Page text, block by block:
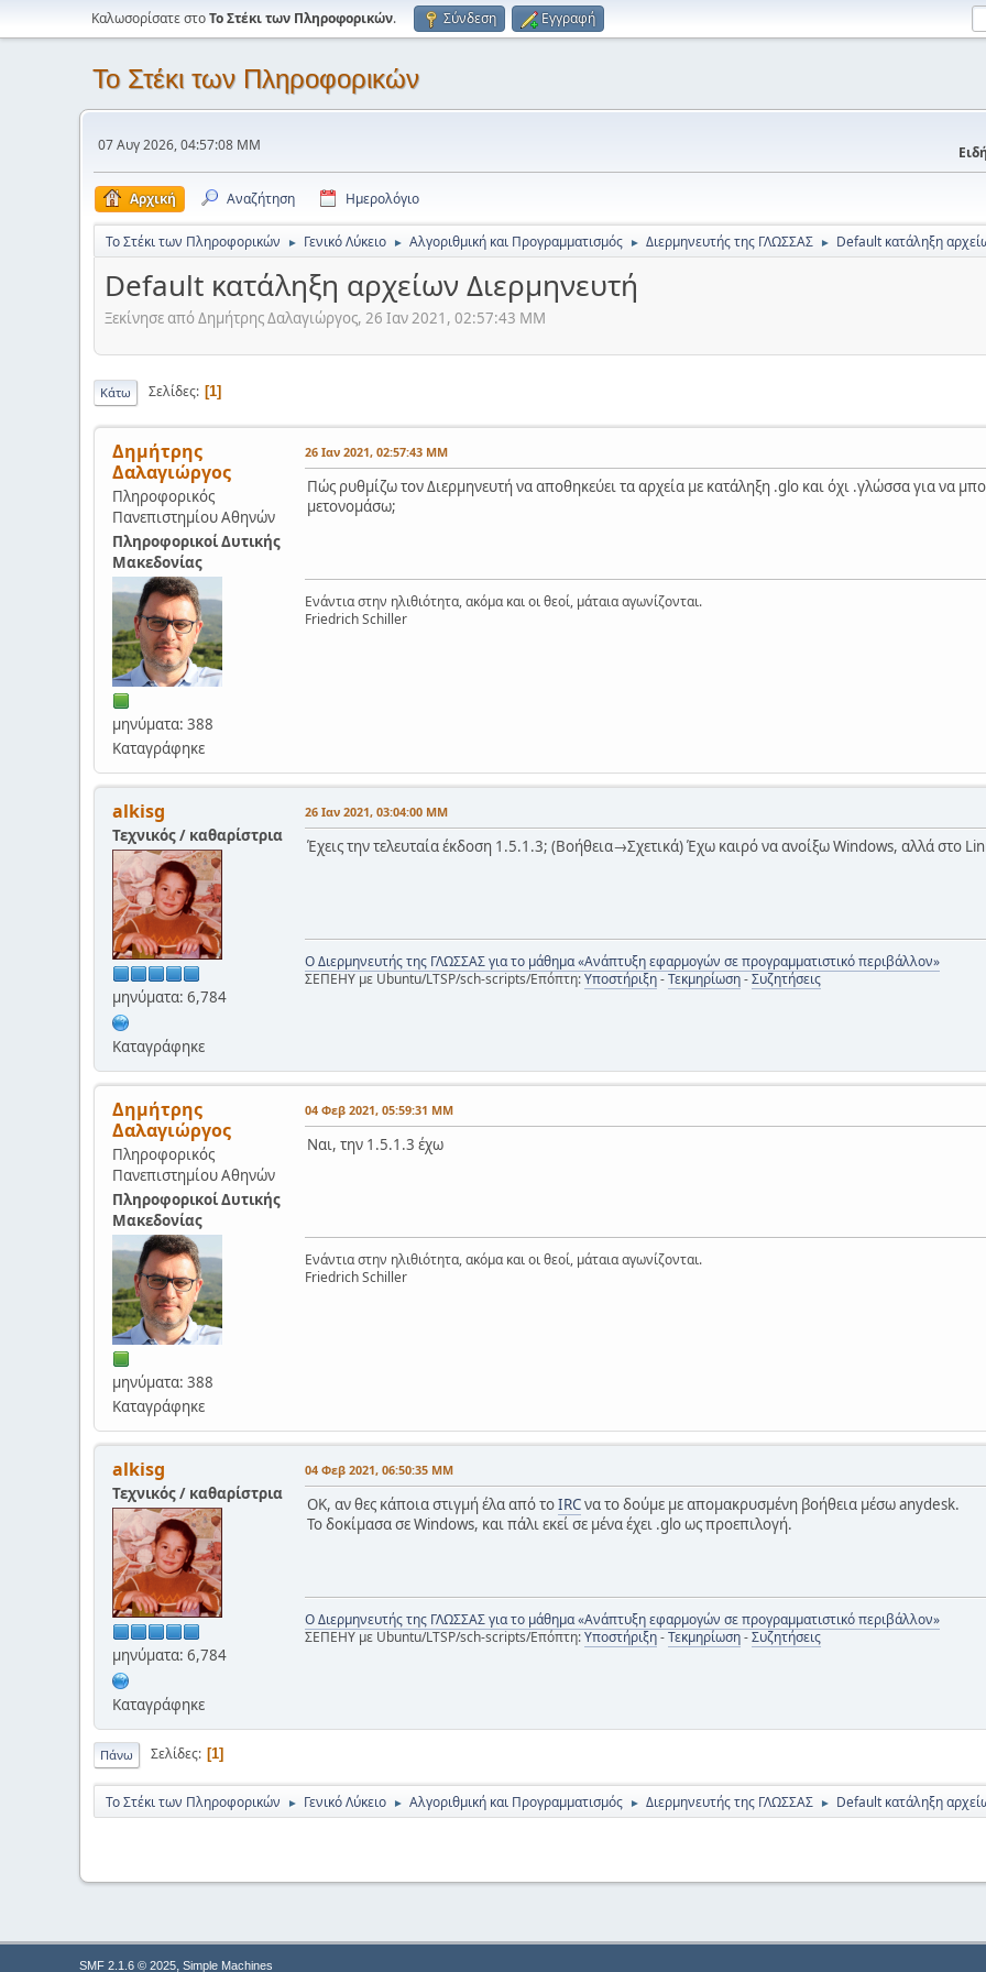
Καλωσορίσατε στοΤο Στέκι των Πληροφορικών. Σύνδεση Εγγραφή
Το Στέκι των Πληροφορικών
07 Αυγ 2026, 04:57:08 ΜΜ
Αρχική Αναζήτηση Ημερολόγιο
Το Στέκι των Πληροφορικών ► Γενικό Λύκειο ► Αλγοριθμική και Προγραμματισμός ► Διερμηνευτής της ΓΛΩΣΣΑΣ ► Default κατάληξη
Default κατάληξη αρχείων Διερμηνευτή
Ξεκίνησε από Δημήτρης Δαλαγιώργος, 26 Ιαν 2021, 02:57:43 ΜΜ
Κάτω Σελίδες 1
Δημήτρης
Δαλαγιώργος
Πληροφορικός
Πανεπιστημίου Αθηνών
Πληροφορικοί Δυτικής
Μακεδονίας
μηνύματα: 388
Καταγράφηκε
26 Ιαν 2021, 02:57:43 ΜΜ
Πώς ρυθμίζω τον Διερμηνευτή να αποθηκεύει τα αρχεία με κατάληξη .glo και όχι .γλώσσα για να
μετονομάσω;
Ενάντια στην ηλιθιότητα, ακόμα και οι θεοί, μάταια αγωνίζονται.
Friedrich Schiller
alkisg
Τεχνικός / καθαρίστρια
μηνύματα: 6,784
Καταγράφηκε
26 Ιαν 2021, 03:04:00 ΜΜ
Έχεις την τελευταία έκδοση 1.5.1.3; (Βοήθεια→Σχετικά) Έχω καιρό να ανοίξω Windows, αλλά στο
Ο Διερμηνευτής της ΓΛΩΣΣΑΣ για το μάθημα «Ανάπτυξη εφαρμογών σε προγραμματιστικό περιβάλλον»
ΣΕΠΕΗΥ με Ubuntu/LTSP/sch-scripts/Επόπτη:Υποστήριξη-Τεκμηρίωση-Συζητήσεις
Δημήτρης
Δαλαγιώργος
Πληροφορικός
Πανεπιστημίου Αθηνών
Πληροφορικοί Δυτικής
Μακεδονίας
μηνύματα: 388
Καταγράφηκε
04 Φεβ 2021, 05:59:31 ΜΜ
Ναι, την 1.5.1.3 έχω
Ενάντια στην ηλιθιότητα, ακόμα και οι θεοί, μάταια αγωνίζονται.
Friedrich Schiller
alkisg
Τεχνικός / καθαρίστρια
μηνύματα: 6,784
Καταγράφηκε
04 Φεβ 2021, 06:50:35 ΜΜ
ΟΚ, αν θες κάποια στιγμή έλα από τοIRCνα το δούμε με απομακρυσμένη βοήθεια μέσω anydesk.
Το δοκίμασα σε Windows, και πάλι εκεί σε μένα έχει .glo ως προεπιλογή.
Ο Διερμηνευτής της ΓΛΩΣΣΑΣ για το μάθημα «Ανάπτυξη εφαρμογών σε προγραμματιστικό περιβάλλον»
ΣΕΠΕΗΥ με Ubuntu/LTSP/sch-scripts/Επόπτη:Υποστήριξη-Τεκμηρίωση-Συζητήσεις
Πάνω Σελίδες 1
Το Στέκι των Πληροφορικών ► Γενικό Λύκειο ► Αλγοριθμική και Προγραμματισμός ► Διερμηνευτής της ΓΛΩΣΣΑΣ ► Default κατάληξη
SMF 2.1.6 © 2025, Simple Machines